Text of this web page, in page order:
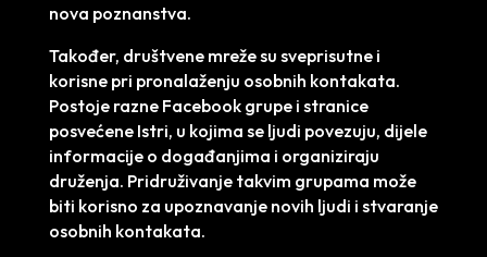
nova poznanstva.
Također, društvene mreže su sveprisutne i
korisne pri pronalaženju osobnih kontakata.
Postoje razne Facebook grupe i stranice
posvećene Istri, u kojima se ljudi povezuju, dijele
informacije o događanjima i organiziraju
druženja. Pridruživanje takvim grupama može
biti korisno za upoznavanje novih ljudi i stvaranje
osobnih kontakata.